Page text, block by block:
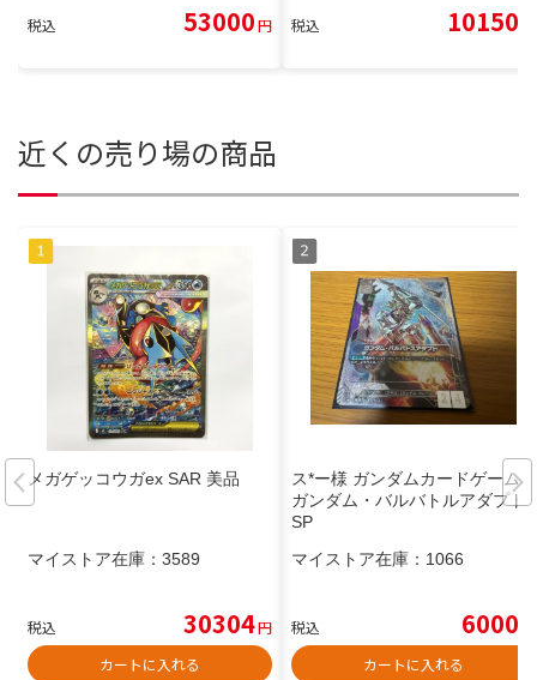
税込 53000円 税込 10150
近くの売り場の商品
メガゲッコウガex SAR 美品
マイストア在庫： 3589
税込 30304円
カートに入れる
ス*ー様 ガンダムカードゲーム
ガンダム・バルバトルアダプト
SP
マイストア在庫： 1066
税込 6000
カートに入れる